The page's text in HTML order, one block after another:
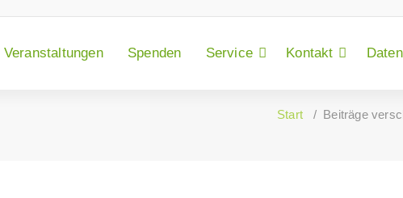
Veranstaltungen Spenden Service Kontakt
Start/ Beiträge